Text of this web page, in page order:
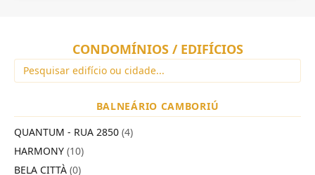
CONDOMÍNIOS / EDIFÍCIOS
BALNEÁRIO CAMBORIÚ
QUANTUM - RUA 2850 (4)
HARMONY (10)
BELA CITTÀ (0)